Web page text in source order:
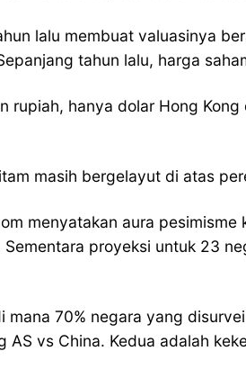
lalu membuat valuasinya
tahun lalu, harga
hanya dolar Hong
masih bergelayut di atas
menyatakan aura
proyeksi untuk 23
70% negara yang
vs China. Kedua adalah